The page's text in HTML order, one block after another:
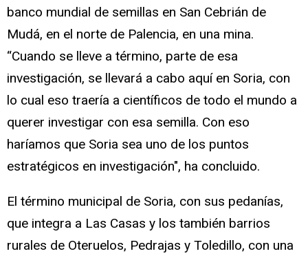
banco mundial de semillas en San Cebrián de
Mudá, en el norte de Palencia, en una mina.
“Cuando se lleve a término, parte de esa
investigación, se llevará a cabo aquí en Soria, con
lo cual eso traería a científicos de todo el mundo a
querer investigar con esa semilla. Con eso
haríamos que Soria sea uno de los puntos
estratégicos en investigación", ha concluido.
El término municipal de Soria, con sus pedanías,
que integra a Las Casas y los también barrios
rurales de Oteruelos, Pedrajas y Toledillo, con una